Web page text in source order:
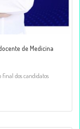
de Medicina
final dos candidatos